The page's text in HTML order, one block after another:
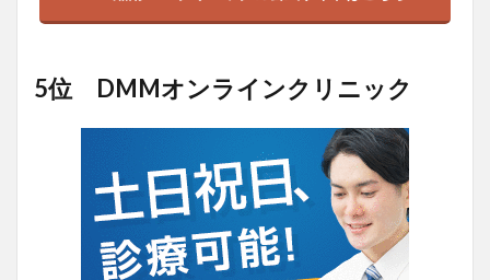
5位 DMMオンラインクリニック